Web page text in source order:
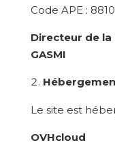
Code APE :
Directeur de
GASMI
Le site est
OVHcloud